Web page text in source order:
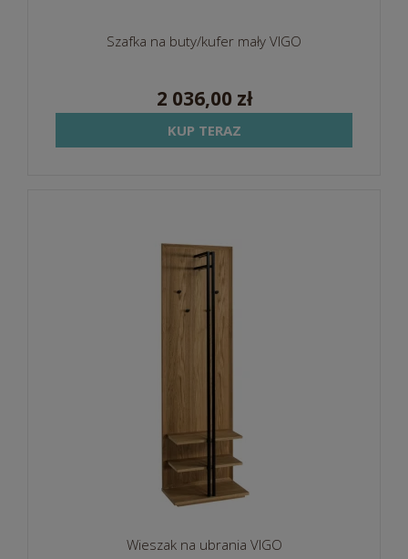
Szafka na buty/kufer mały VIGO
2 036,00 zł
KUP TERAZ
Wieszak na ubrania VIGO